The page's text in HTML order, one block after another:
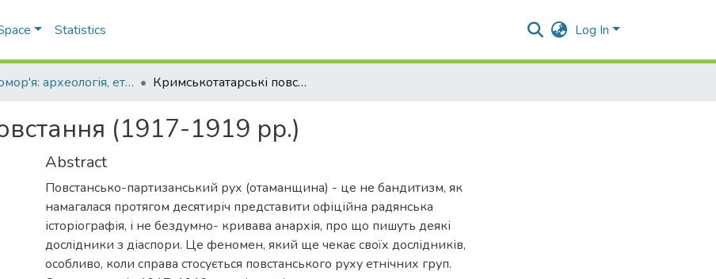
Statistics Log In
Лукомор'я: археологія, етнологія, історія Північно-Західного Причорномор'я Кримськотатарські повстання (1917-1919 рр.)
(1917-1919 рр.)
Abstract
Повстансько-партизанський рух (отаманщина) - це не бандитизм, як
намагалася протягом десятиріч представити офіційна радянська
історіографія, і не бездумно- кривава анархія, про що пишуть деякі
дослідники з діаспори. Це феномен, який ще чекає своїх дослідників,
особливо, коли справа стосується повстанського руху етнічних груп.